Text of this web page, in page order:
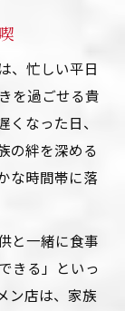
、忙しい平日
を過ごせる貴
なった日、
の絆を深める
な時間帯に落
と一緒に食事
きる」といっ
ン店は、家族